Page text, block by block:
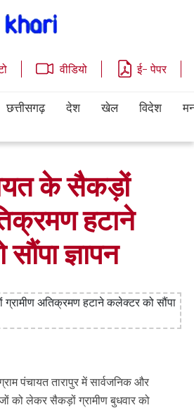
वीडियो ई- पेपर
छत्तीसगढ़ देश खेल विदेश
के सैकड़ों
हटाने
ज्ञापन
पंचायत तारापुर में सार्वजनिक और
को लेकर सैकड़ों ग्रामीण बुधवार को